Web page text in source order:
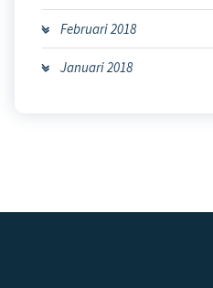
Februari 2018
Januari 2018